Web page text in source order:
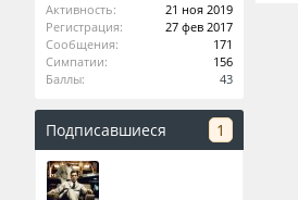
Активность:
21 ноя 2019
Регистрация:
27 фев 2017
Сообщения:
171
Симпатии:
156
Баллы:
43
Подписавшиеся 1